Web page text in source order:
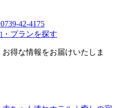
お得な情報をお届けいたしま